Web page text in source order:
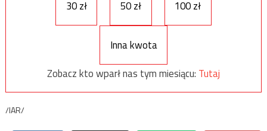
30 zł 50 zł 100 zł
Inna kwota
Zobacz kto wparł nas tym miesiącu: Tutaj
/IAR/